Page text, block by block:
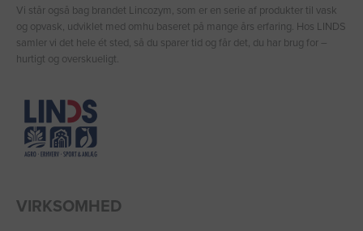
Vi står også bag brandet Lincozym, som er en serie af produkter til vask
og opvask, udviklet med omhu baseret på mange års erfaring. Hos LINDS
samler vi det hele ét sted, så du sparer tid og får det, du har brug for –
hurtigt og overskueligt.
VIRKSOMHED